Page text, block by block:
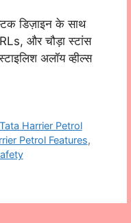
डिज़ाइन के साथ
और चौड़ा स्टांस
अलॉय व्हील्स
Tata Harrier Petrol
Petrol Features,